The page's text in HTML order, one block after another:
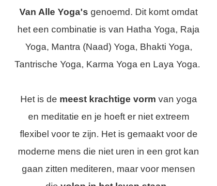
Van Alle Yoga's genoemd. Dit komt omdat
het een combinatie is van Hatha Yoga, Raja
Yoga, Mantra (Naad) Yoga, Bhakti Yoga,
Tantrische Yoga, Karma Yoga en Laya Yoga.
Het is de meest krachtige vorm van yoga
en meditatie en je hoeft er niet extreem
flexibel voor te zijn. Het is gemaakt voor de
moderne mens die niet uren in een grot kan
gaan zitten mediteren, maar voor mensen